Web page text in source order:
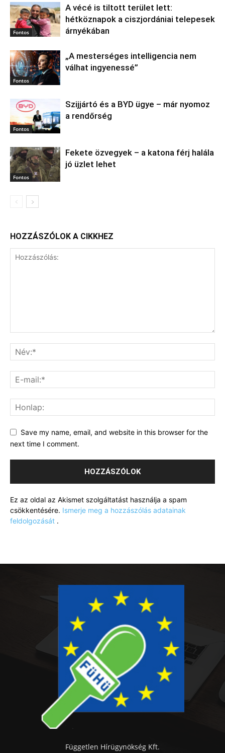
Fontos
A vécé is tiltott terület lett:
hétköznapok a ciszjordániai telepesek
árnyékában
Fontos
„A mesterséges intelligencia nem
válhat ingyenessé”
Fontos
Szijjártó és a BYD ügye – már nyomoz
a rendőrség
Fontos
Fekete özvegyek – a katona férj halála
jó üzlet lehet
HOZZÁSZÓLOK A CIKKHEZ
Save my name, email, and website in this browser for the
next time I comment.
Ez az oldal az Akismet szolgáltatást használja a spam
csökkentésére. Ismerje meg a hozzászólás adatainak
feldolgozását .
Független Hírügynökség Kft.